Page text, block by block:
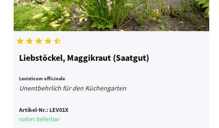
Liebstöckel, Maggikraut (Saatgut)
Levisticum officinale
Unentbehrlich für den Küchengarten
Artikel-Nr.: LEV01X
sofort lieferbar